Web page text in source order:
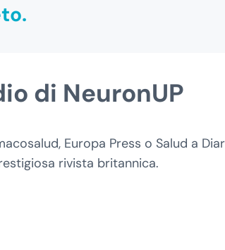
.
di NeuronUP
Europa Press o Salud a
rivista britannica.